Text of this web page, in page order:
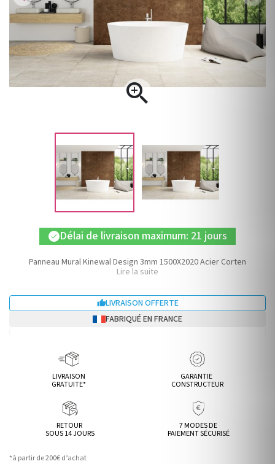

check Délai de livraison maximum: 21 jours
Panneau Mural Kinewal Design 3mm 1500X2020 Acier Corten
Lire la suite
LIVRAISON OFFERTE
FABRIQUÉ EN FRANCE
LIVRAISON
GRATUITE*
GARANTIE
CONSTRUCTEUR
RETOUR
SOUS 14 JOURS
7 MODES DE
PAIEMENT SÉCURISÉ
*à partir de 200€ d’achat